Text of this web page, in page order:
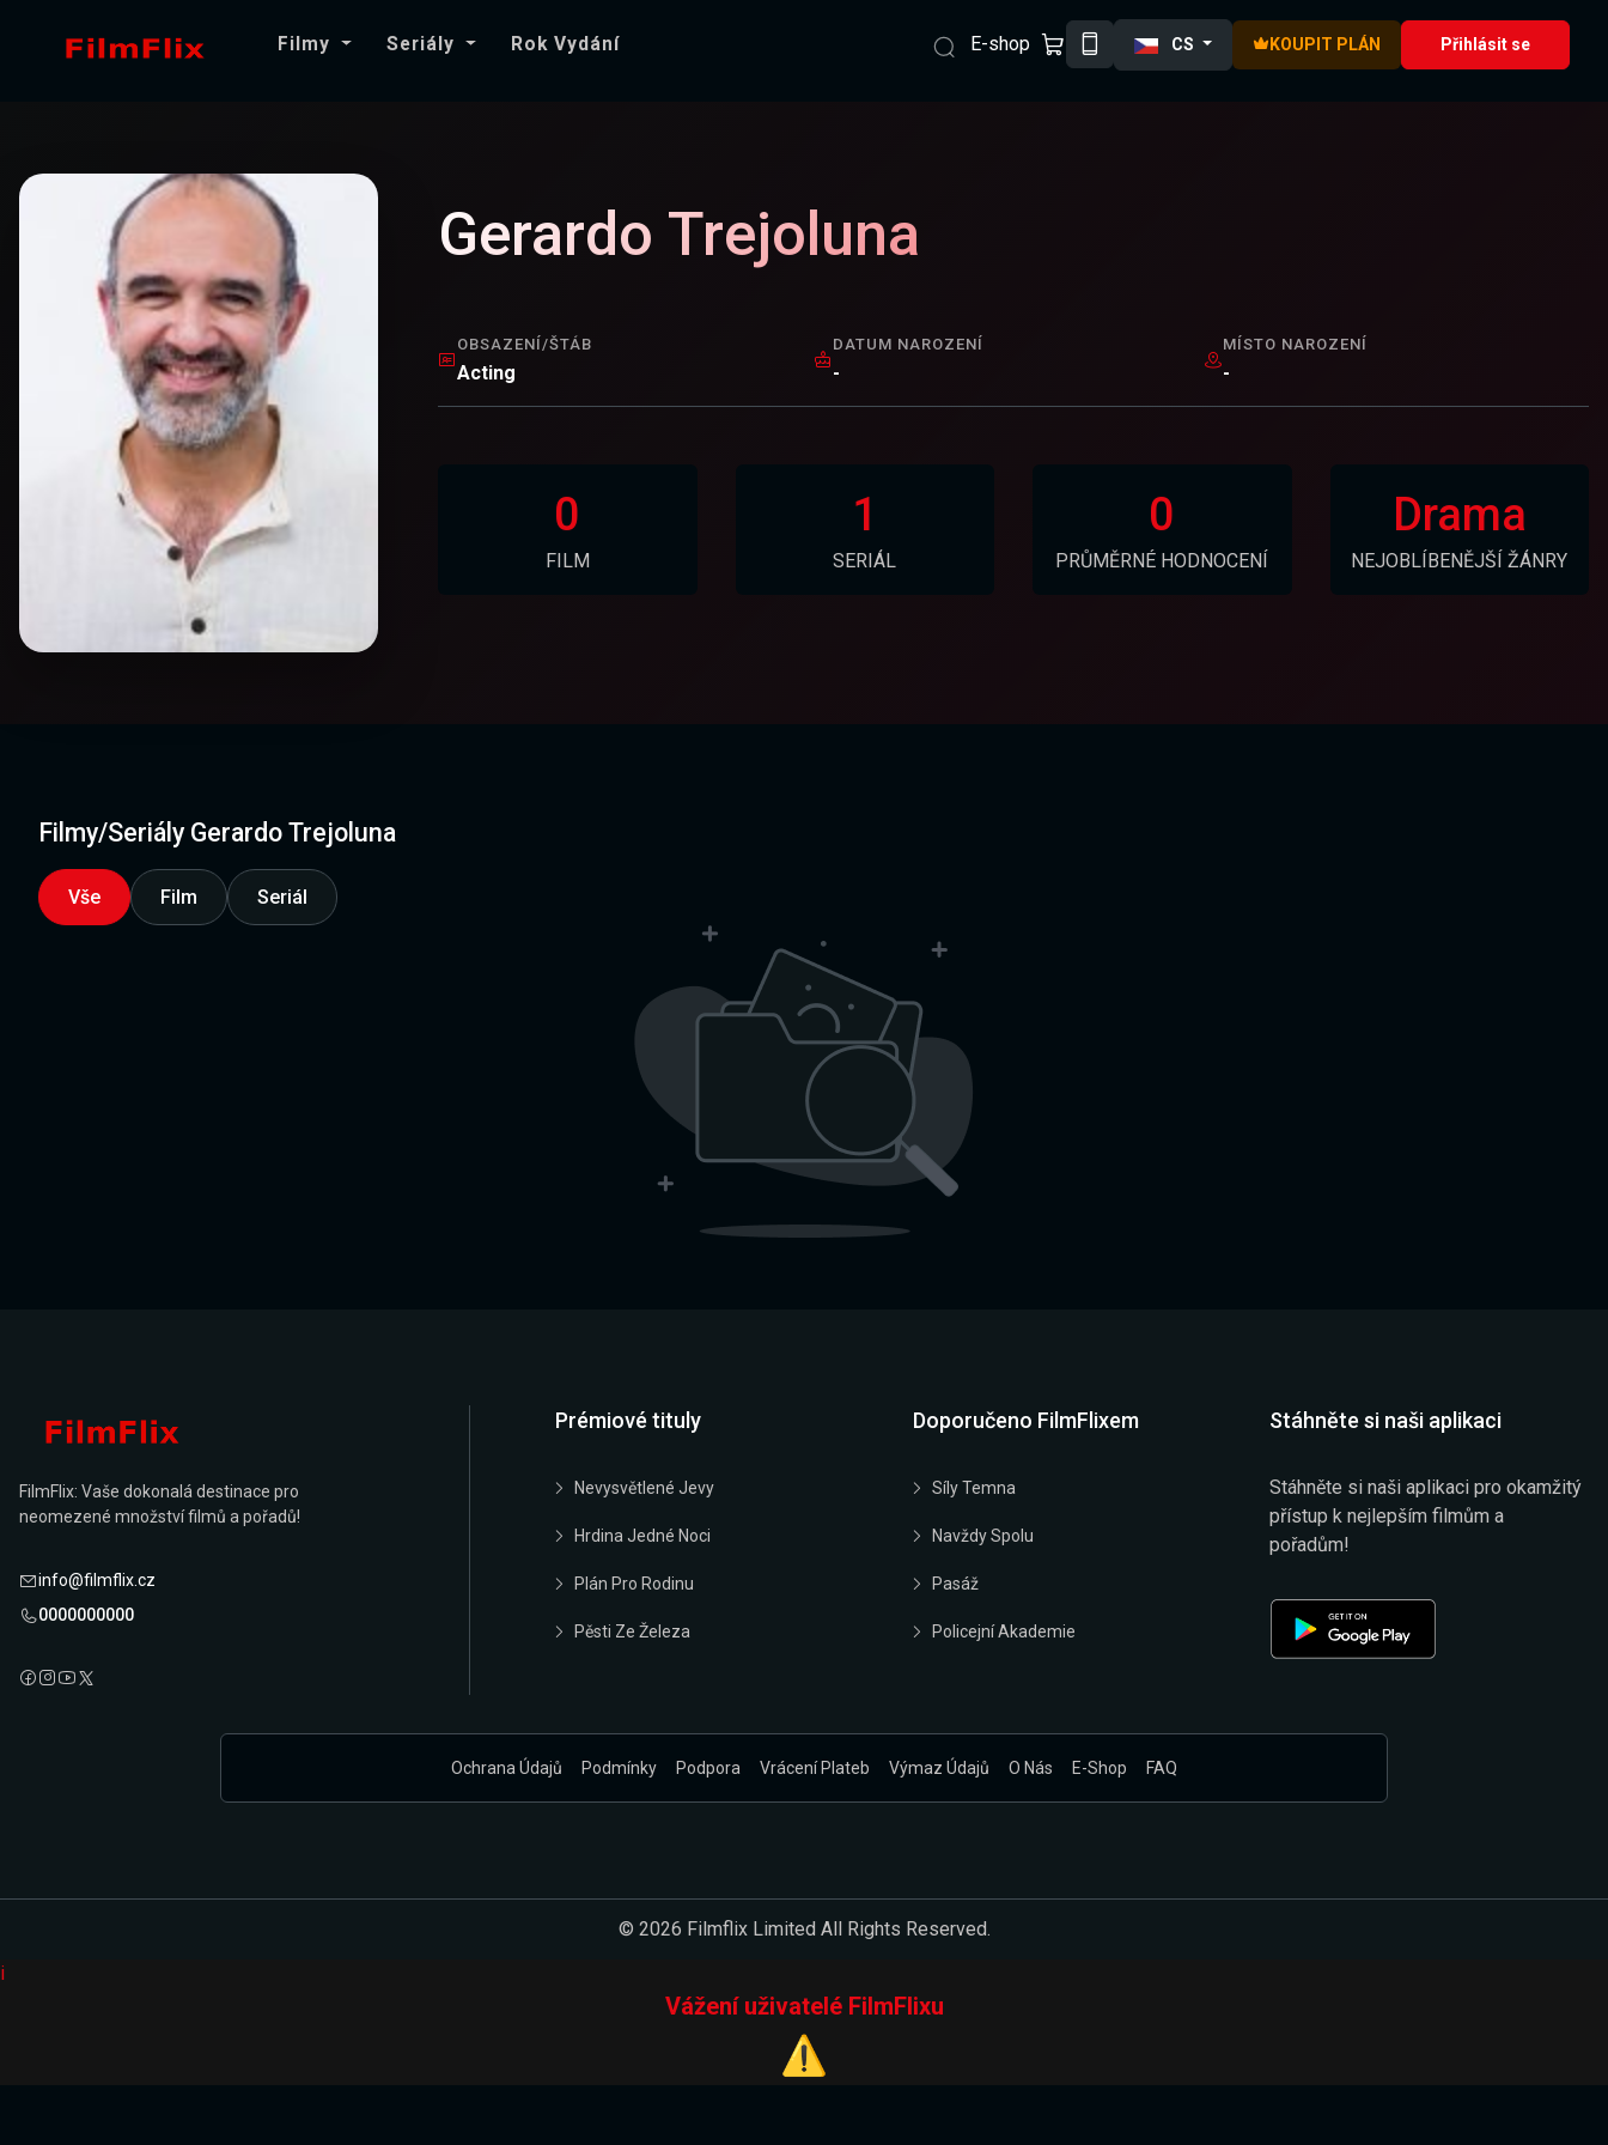
Filmy Seriály Rok Vydání E-shop CS KOUPIT PLÁN Přihlásit se
Gerardo Trejoluna
OBSAZENÍ/ŠTÁB
Acting
DATUM NAROZENÍ
-
MÍSTO NAROZENÍ
-
0
FILM
1
SERIÁL
0
PRŮMĚRNÉ HODNOCENÍ
Drama
NEJOBLÍBENĚJŠÍ ŽÁNRY
Filmy/Seriály Gerardo Trejoluna
Vše Film Seriál
FilmFlix: Vaše dokonalá destinace pro
neomezené množství filmů a pořadů!
info@filmflix.cz
0000000000
Prémiové tituly
Nevysvětlené Jevy
Hrdina Jedné Noci
Plán Pro Rodinu
Pěsti Ze Železa
Doporučeno FilmFlixem
Síly Temna
Navždy Spolu
Pasáž
Policejní Akademie
Stáhněte si naši aplikaci
Stáhněte si naši aplikaci pro okamžitý
přístup k nejlepším filmům a
pořadům!
Ochrana Údajů Podmínky Podpora Vrácení Plateb Výmaz Údajů O Nás E-Shop FAQ
© 2026 Filmflix Limited All Rights Reserved.
i
Vážení uživatelé FilmFlixu
⚠️